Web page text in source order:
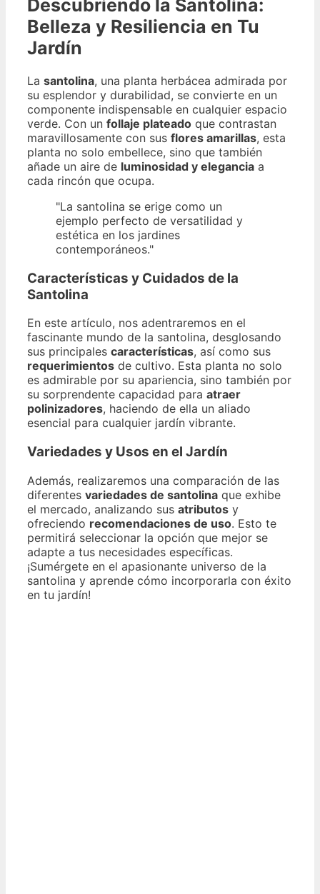
Descubriendo la Santolina:
Belleza y Resiliencia en Tu
Jardín
La santolina, una planta herbácea admirada por
su esplendor y durabilidad, se convierte en un
componente indispensable en cualquier espacio
verde. Con un follaje plateado que contrastan
maravillosamente con sus flores amarillas, esta
planta no solo embellece, sino que también
añade un aire de luminosidad y elegancia a
cada rincón que ocupa.
"La santolina se erige como un
ejemplo perfecto de versatilidad y
estética en los jardines
contemporáneos."
Características y Cuidados de la
Santolina
En este artículo, nos adentraremos en el
fascinante mundo de la santolina, desglosando
sus principales características, así como sus
requerimientos de cultivo. Esta planta no solo
es admirable por su apariencia, sino también por
su sorprendente capacidad para atraer
polinizadores, haciendo de ella un aliado
esencial para cualquier jardín vibrante.
Variedades y Usos en el Jardín
Además, realizaremos una comparación de las
diferentes variedades de santolina que exhibe
el mercado, analizando sus atributos y
ofreciendo recomendaciones de uso. Esto te
permitirá seleccionar la opción que mejor se
adapte a tus necesidades específicas.
¡Sumérgete en el apasionante universo de la
santolina y aprende cómo incorporarla con éxito
en tu jardín!